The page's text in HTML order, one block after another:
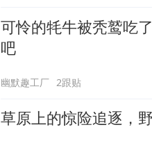
可怜的牦牛被秃鹫吃
吧
幽默趣工厂 2跟贴
草原上的惊险追逐，